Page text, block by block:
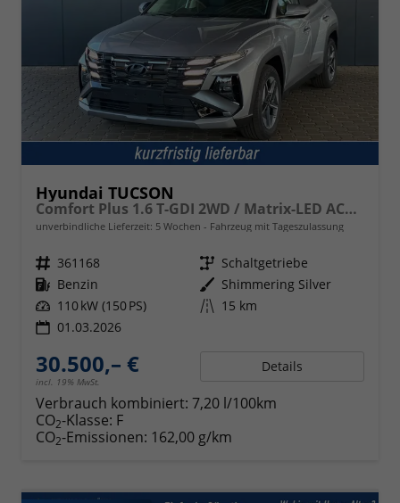
Hyundai TUCSON
Comfort Plus 1.6 T-GDI 2WD / Matrix-LED ACC Shz vo+hi + Lenkradheizung Elek. Heck Alu 18"
unverbindliche Lieferzeit: 5 Wochen Fahrzeug mit Tageszulassung
Fahrzeugnr. 361168 Getriebe Schaltgetriebe
Kraftstoff Benzin Außenfarbe Shimmering Silver
Leistung 110 kW (150 PS) Kilometerstand 15 km
01.03.2026
30.500,– €
incl. 19% MwSt.
Details
Verbrauch kombiniert: 7,20 l/100km
CO2-Klasse: F
CO2-Emissionen: 162,00 g/km